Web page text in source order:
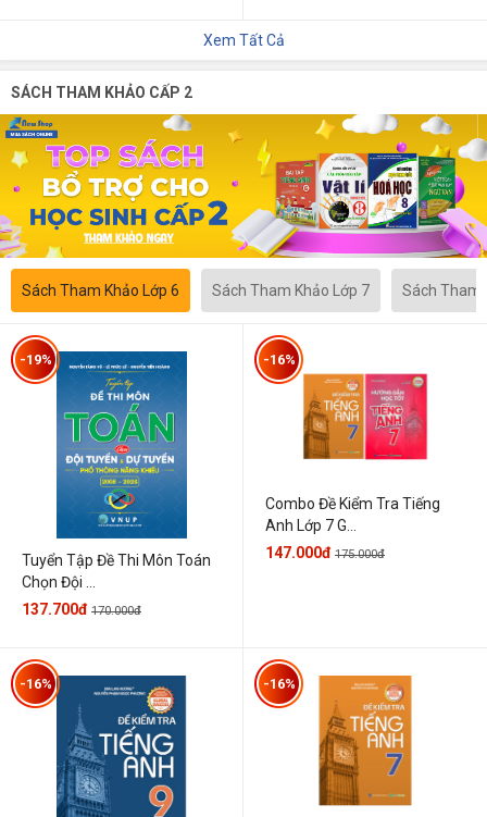
Xem Tất Cả
SÁCH THAM KHẢO CẤP 2
Sách Tham Khảo Lớp 6 Sách Tham Khảo Lớp 7 Sách Tham
Tuyển Tập Đề Thi Môn Toán
Chọn Đội ...
-19%
137.700đ 170.000đ
Combo Đề Kiểm Tra Tiếng
Anh Lớp 7 G...
-16%
147.000đ 175.000đ
-16% -16%